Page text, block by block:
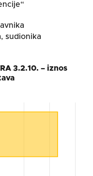
sudionika
3.2.10. – iznos